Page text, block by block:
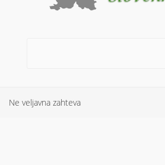
Ne veljavna zahteva